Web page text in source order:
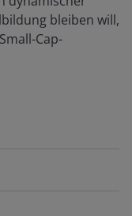
bleiben will,
Cap-